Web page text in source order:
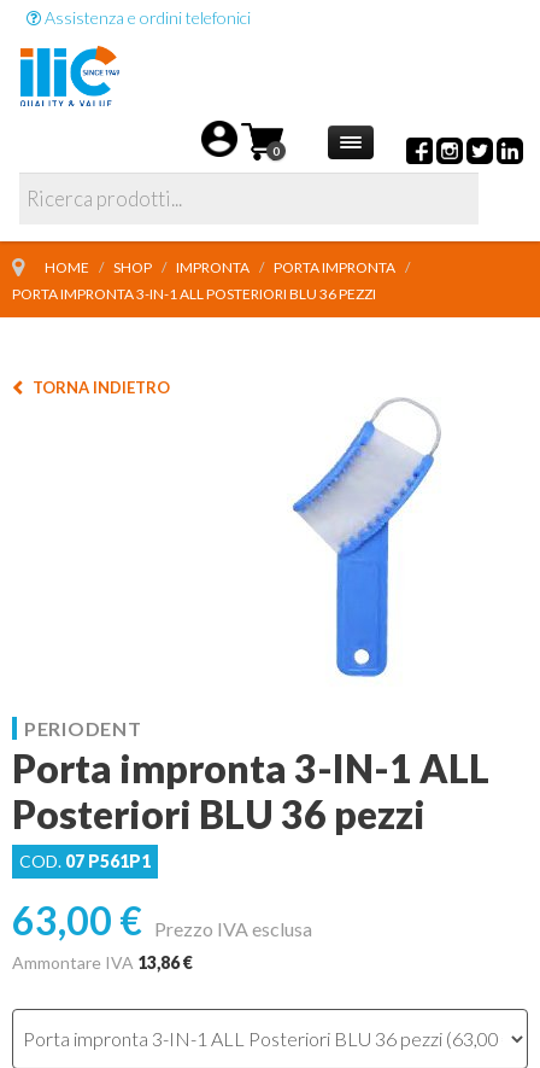
Assistenza e ordini telefonici
0
HOME / SHOP / IMPRONTA / PORTA IMPRONTA /
PORTA IMPRONTA 3-IN-1 ALL POSTERIORI BLU 36 PEZZI
TORNA INDIETRO
Porta impronta 3-IN-1 ALL
Posteriori BLU 36 pezzi
PERIODENT
COD. 07 P561P1
Prezzo IVA esclusa
63,00 €
Ammontare IVA 13,86 €